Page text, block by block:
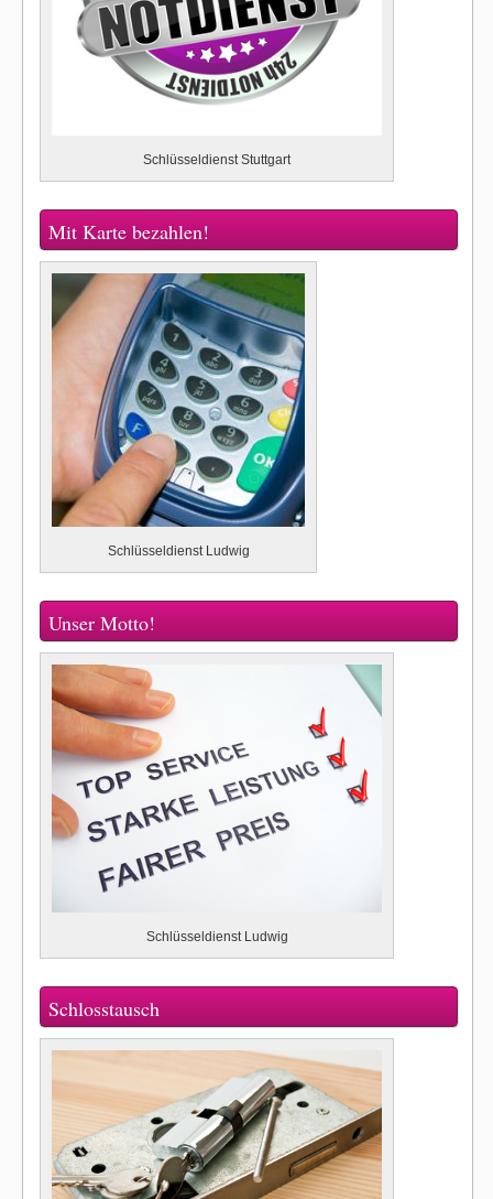
Schlüsseldienst Stuttgart
Mit Karte bezahlen!
Schlüsseldienst Ludwig
Unser Motto!
Schlüsseldienst Ludwig
Schlosstausch